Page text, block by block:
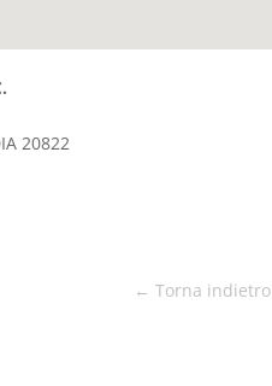
20822
← Torna indietro